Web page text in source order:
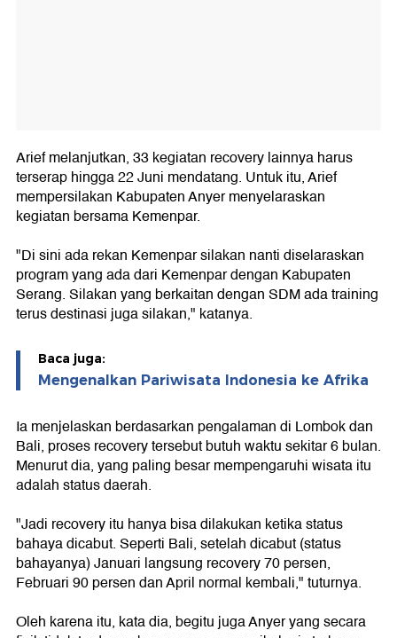
Arief melanjutkan, 33 kegiatan recovery lainnya harus
terserap hingga 22 Juni mendatang. Untuk itu, Arief
mempersilakan Kabupaten Anyer menyelaraskan
kegiatan bersama Kemenpar.
"Di sini ada rekan Kemenpar silakan nanti diselaraskan
program yang ada dari Kemenpar dengan Kabupaten
Serang. Silakan yang berkaitan dengan SDM ada training
terus destinasi juga silakan," katanya.
Baca juga:
Mengenalkan Pariwisata Indonesia ke Afrika
Ia menjelaskan berdasarkan pengalaman di Lombok dan
Bali, proses recovery tersebut butuh waktu sekitar 6 bulan.
Menurut dia, yang paling besar mempengaruhi wisata itu
adalah status daerah.
"Jadi recovery itu hanya bisa dilakukan ketika status
bahaya dicabut. Seperti Bali, setelah dicabut (status
bahayanya) Januari langsung recovery 70 persen,
Februari 90 persen dan April normal kembali," tuturnya.
Oleh karena itu, kata dia, begitu juga Anyer yang secara